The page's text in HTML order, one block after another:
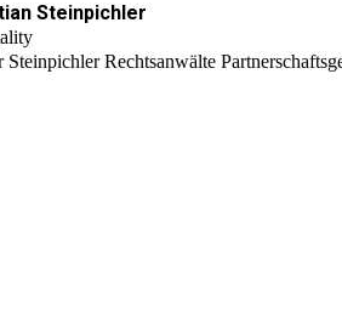
Steinpichler
Steinpichler Rechtsanwälte